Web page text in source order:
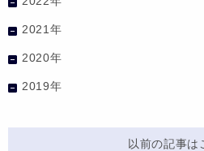
2021年
2020年
2019年
以前の記事は